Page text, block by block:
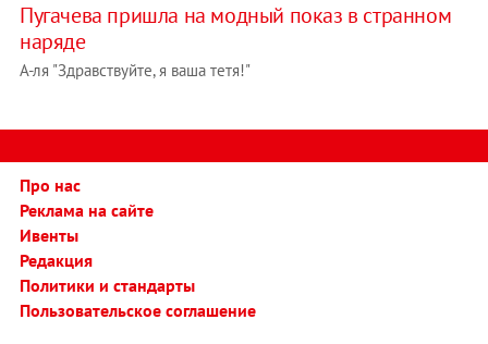
Пугачева пришла на модный показ в странном
наряде
А-ля "Здравствуйте, я ваша тетя!"
Про нас
Реклама на сайте
Ивенты
Редакция
Политики и стандарты
Пользовательское соглашение